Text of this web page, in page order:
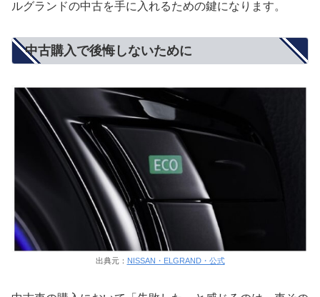
ルグランドの中古を手に入れるための鍵になります。
中古購入で後悔しないために
出典元： NISSAN・ELGRAND・公式